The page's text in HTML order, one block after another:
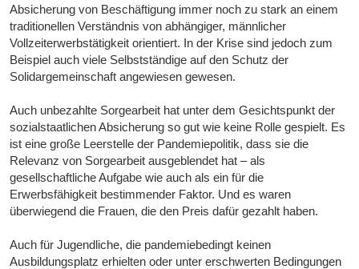
Absicherung von Beschäftigung immer noch zu stark an einem
traditionellen Verständnis von abhängiger, männlicher
Vollzeiterwerbstätigkeit orientiert. In der Krise sind jedoch zum
Beispiel auch viele Selbstständige auf den Schutz der
Solidargemeinschaft angewiesen gewesen.
Auch unbezahlte Sorgearbeit hat unter dem Gesichtspunkt der
sozialstaatlichen Absicherung so gut wie keine Rolle gespielt. Es
ist eine große Leerstelle der Pandemiepolitik, dass sie die
Relevanz von Sorgearbeit ausgeblendet hat – als
gesellschaftliche Aufgabe wie auch als ein für die
Erwerbsfähigkeit bestimmender Faktor. Und es waren
überwiegend die Frauen, die den Preis dafür gezahlt haben.
Auch für Jugendliche, die pandemiebedingt keinen
Ausbildungsplatz erhielten oder unter erschwerten Bedingungen